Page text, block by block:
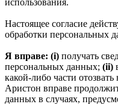
использования.
Настоящее согласие
обработки персональных
Я вправе: (i) получать
персональных данных; (ii)
какой-либо части
Аристон вправе
данных в случаях,